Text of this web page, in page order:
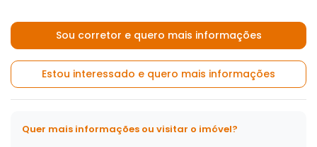
Sou corretor e quero mais informações
Estou interessado e quero mais informações
Quer mais informações ou visitar o imóvel?